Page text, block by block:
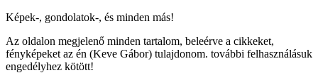
Képek-, gondolatok-, és minden más!
Az oldalon megjelenő minden tartalom, beleérve a cikkeket,
fényképeket az én (Keve Gábor) tulajdonom. további felhasználásuk
engedélyhez kötött!